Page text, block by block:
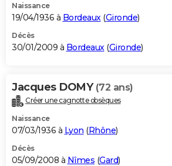
Naissance
19/04/1936 à Bordeaux(Gironde)
Décès
30/01/2009 à Bordeaux(Gironde)
Jacques DOMY (72 ans)
Créer une cagnotte obsèques
Naissance
07/03/1936 à Lyon (Rhône)
Décès
05/09/2008 à Nîmes (Gard)